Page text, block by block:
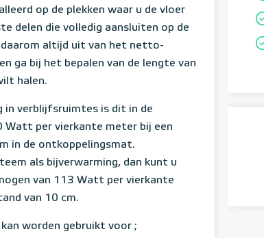
op de plekken waar u de vloer
delen die volledig aansluiten op de
daarom altijd uit van het netto-
ga bij het bepalen van de lengte van
halen.
in verblijfsruimtes is dit in de
Watt per vierkante meter bij een
in de ontkoppelingsmat.
als bijverwarming, dan kunt u
van 113 Watt per vierkante
van 10 cm.
worden gebruikt voor ;